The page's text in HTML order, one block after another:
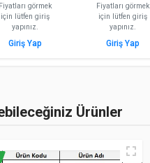
Fiyatları görmek
için lütfen giriş
yapınız.
Giriş Yap
Fiyatları görmek
için lütfen giriş
yapınız.
Giriş Yap
Ürünler